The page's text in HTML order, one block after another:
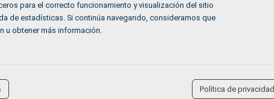
Política de Cookies
para el correcto funcionamiento y visualización del sitio
de estadísticas. Si continúa navegando, consideramos que
u obtener más información.
Política de privacidad